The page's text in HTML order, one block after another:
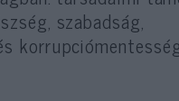
szabadság,